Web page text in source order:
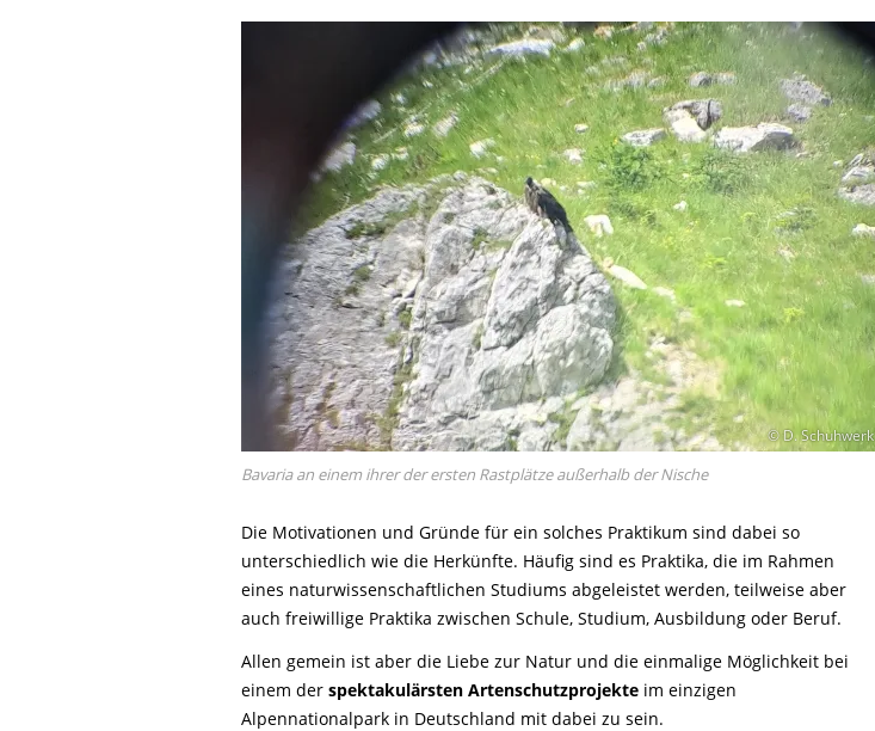
© D. Schuhwerk
Bavaria an einem ihrer der ersten Rastplätze außerhalb der Nische
Die Motivationen und Gründe für ein solches Praktikum sind dabei so
unterschiedlich wie die Herkünfte. Häufig sind es Praktika, die im Rahmen
eines naturwissenschaftlichen Studiums abgeleistet werden, teilweise aber
auch freiwillige Praktika zwischen Schule, Studium, Ausbildung oder Beruf.
Allen gemein ist aber die Liebe zur Natur und die einmalige Möglichkeit bei
einem der spektakulärsten Artenschutzprojekte im einzigen
Alpennationalpark in Deutschland mit dabei zu sein.